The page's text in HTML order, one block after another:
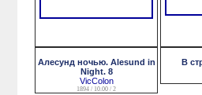
Алесунд ночью. Alesund in
Night. 8
VicColon
1894 / 10.00 / 2
В